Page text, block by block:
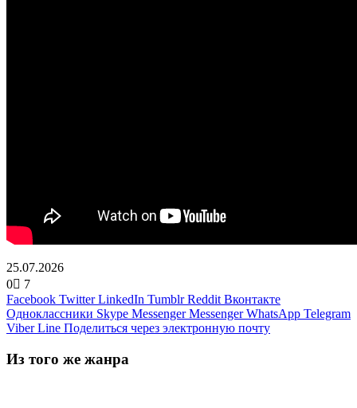
25.07.2026
0
7
Facebook Twitter LinkedIn Tumblr Reddit Вконтакте
Одноклассники Skype Messenger Messenger WhatsApp Telegram
Viber Line Поделиться через электронную почту
Из того же жанра